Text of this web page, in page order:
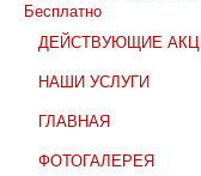
ДЕЙСТВУЮЩИЕ
НАШИ УСЛУГИ
ГЛАВНАЯ
ФОТОГАЛЕРЕЯ